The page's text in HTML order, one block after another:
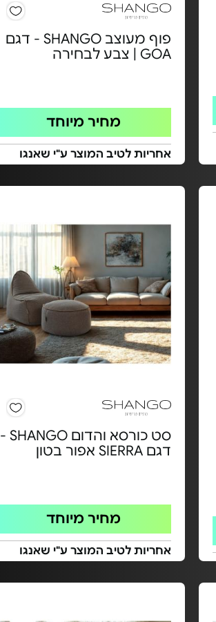
פוף מעוצב SHANGO - דגם
GOA | צבע לבחירה
מחיר מיוחד
אחריות לטיב המוצר ע"י שאנגו
סט כורסא והדום SHANGO -
דגם SIERRA אפור בטון
מחיר מיוחד
אחריות לטיב המוצר ע"י שאנגו